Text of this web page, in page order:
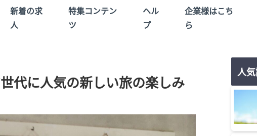
新着の求
人
特集コンテン
ツ
ヘル
プ
企業様はこち
ら
代に人気の新しい旅の楽しみ
人